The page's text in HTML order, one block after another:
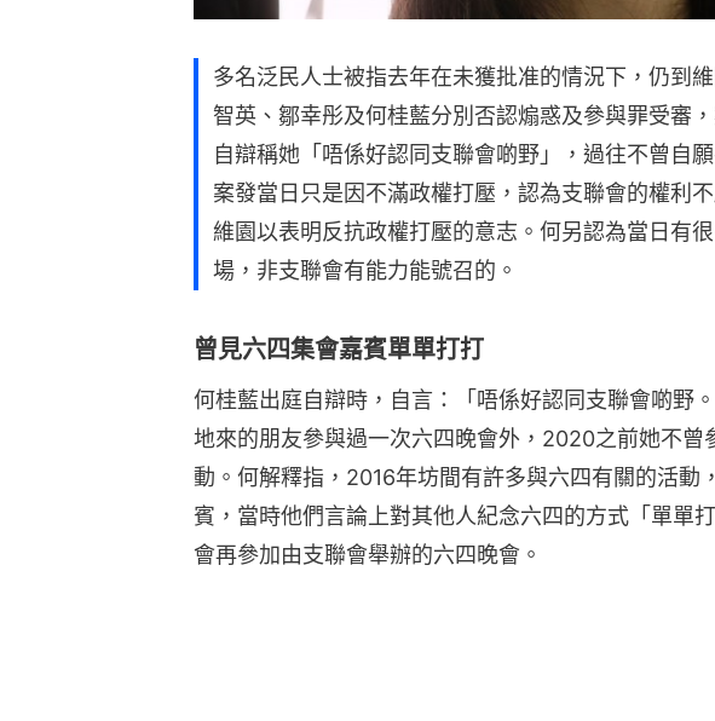
多名泛民人士被指去年在未獲批准的情況下，仍到
智英、鄒幸彤及何桂藍分別否認煽惑及參與罪受審
自辯稱她「唔係好認同支聯會啲野」，過往不曾自
案發當日只是因不滿政權打壓，認為支聯會的權利
維園以表明反抗政權打壓的意志。何另認為當日有
場，非支聯會有能力能號召的。
曾見六四集會嘉賓單單打打
何桂藍出庭自辯時，自言：「唔係好認同支聯會啲野
地來的朋友參與過一次六四晚會外，2020之前她不曾
動。何解釋指，2016年坊間有許多與六四有關的活動
賓，當時他們言論上對其他人紀念六四的方式「單單
會再參加由支聯會舉辦的六四晚會。